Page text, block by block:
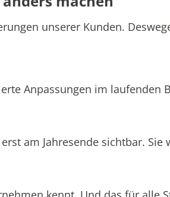
unserer Kunden.
Anpassungen im laufenden
am Jahresende sichtbar.